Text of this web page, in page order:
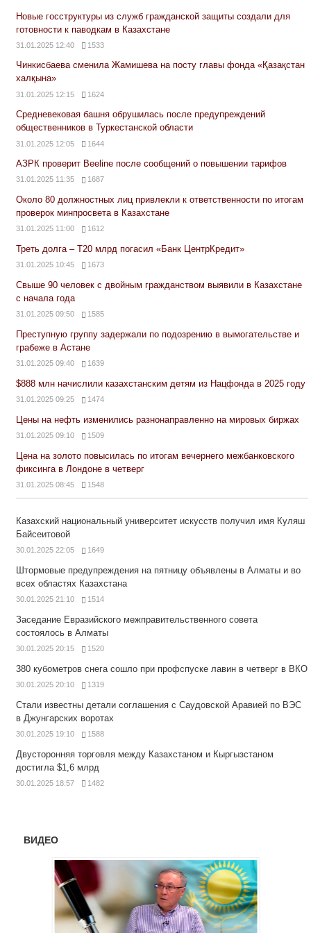
Новые госструктуры из служб гражданской защиты создали для
готовности к паводкам в Казахстане
31.01.2025 12:40 1533
Чинкисбаева сменила Жамишева на посту главы фонда «Қазақстан
халқына»
31.01.2025 12:15 1624
Средневековая башня обрушилась после предупреждений
общественников в Туркестанской области
31.01.2025 12:05 1644
АЗРК проверит Beeline после сообщений о повышении тарифов
31.01.2025 11:35 1687
Около 80 должностных лиц привлекли к ответственности по итогам
проверок минпросвета в Казахстане
31.01.2025 11:00 1612
Треть долга – Т20 млрд погасил «Банк ЦентрКредит»
31.01.2025 10:45 1673
Свыше 90 человек с двойным гражданством выявили в Казахстане
с начала года
31.01.2025 09:50 1585
Преступную группу задержали по подозрению в вымогательстве и
грабеже в Астане
31.01.2025 09:40 1639
$888 млн начислили казахстанским детям из Нацфонда в 2025 году
31.01.2025 09:25 1474
Цены на нефть изменились разнонаправленно на мировых биржах
31.01.2025 09:10 1509
Цена на золото повысилась по итогам вечернего межбанковского
фиксинга в Лондоне в четверг
31.01.2025 08:45 1548
Казахский национальный университет искусств получил имя Куляш
Байсеитовой
30.01.2025 22:05 1649
Штормовые предупреждения на пятницу объявлены в Алматы и во
всех областях Казахстана
30.01.2025 21:10 1514
Заседание Евразийского межправительственного совета
состоялось в Алматы
30.01.2025 20:15 1520
380 кубометров снега сошло при профспуске лавин в четверг в ВКО
30.01.2025 20:10 1319
Стали известны детали соглашения с Саудовской Аравией по ВЭС
в Джунгарских воротах
30.01.2025 19:10 1588
Двусторонняя торговля между Казахстаном и Кыргызстаном
достигла $1,6 млрд
30.01.2025 18:57 1482
ВИДЕО